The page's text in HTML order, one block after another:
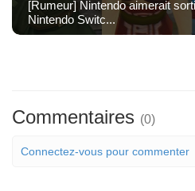
[Rumeur] Nintendo aimerait
Nintendo Switc...
Commentaires (0)
Connectez-vous pour commenter